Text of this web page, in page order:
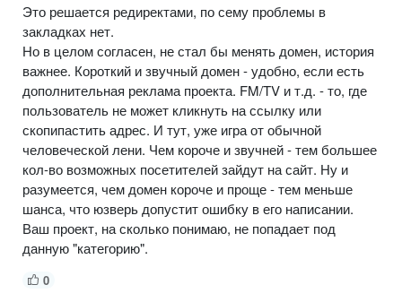
Это решается редиректами, по сему проблемы в
закладках нет.
Но в целом согласен, не стал бы менять домен, история
важнее. Короткий и звучный домен - удобно, если есть
дополнительная реклама проекта. FM/TV и т.д. - то, где
пользователь не может кликнуть на ссылку или
скопипастить адрес. И тут, уже игра от обычной
человеческой лени. Чем короче и звучней - тем большее
кол-во возможных посетителей зайдут на сайт. Ну и
разумеется, чем домен короче и проще - тем меньше
шанса, что юзверь допустит ошибку в его написании.
Ваш проект, на сколько понимаю, не попадает под
данную "категорию".
0